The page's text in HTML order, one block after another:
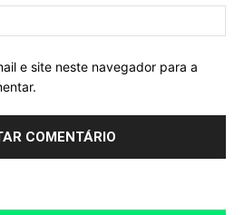
e site neste navegador para a